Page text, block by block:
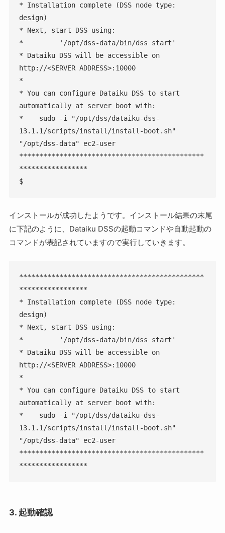
* Installation complete (DSS node type:
design)
* Next, start DSS using:
*         '/opt/dss-data/bin/dss start'
* Dataiku DSS will be accessible on
http://<SERVER ADDRESS>:10000
*
* You can configure Dataiku DSS to start
automatically at server boot with:
*    sudo -i "/opt/dss/dataiku-dss-
13.1.1/scripts/install/install-boot.sh"
"/opt/dss-data" ec2-user
**********************************************
*****************
$
インストールが成功したようです。インストール結果の末尾
に下記のように、Dataiku DSSの起動コマンドや自動起動の
コマンドが表記されていますので実行していきます。
**********************************************
*****************
* Installation complete (DSS node type:
design)
* Next, start DSS using:
*         '/opt/dss-data/bin/dss start'
* Dataiku DSS will be accessible on
http://<SERVER ADDRESS>:10000
*
* You can configure Dataiku DSS to start
automatically at server boot with:
*    sudo -i "/opt/dss/dataiku-dss-
13.1.1/scripts/install/install-boot.sh"
"/opt/dss-data" ec2-user
**********************************************
*****************
3. 起動確認